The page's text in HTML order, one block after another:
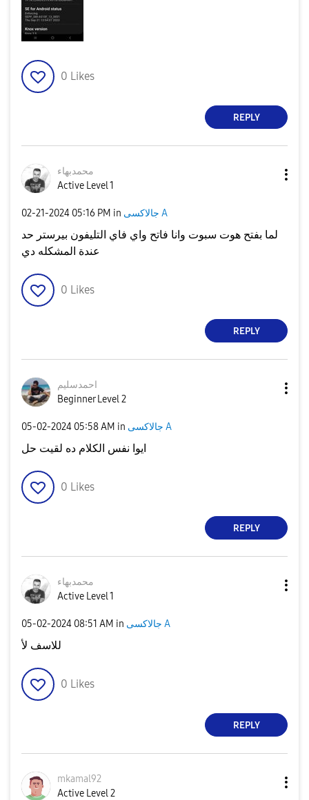
0 Likes
REPLY
محمدبهاء
Active Level 1
‎02-21-2024 05:16 PM in جالاكسى A
لما بفتح هوت سبوت وانا فاتح واي فاي التليفون بيرستر حد
عندة المشكله دي
0 Likes
REPLY
احمدسليم
Beginner Level 2
‎05-02-2024 05:58 AM in جالاكسى A
ايوا نفس الكلام ده لقيت حل
0 Likes
REPLY
محمدبهاء
Active Level 1
‎05-02-2024 08:51 AM in جالاكسى A
للاسف لأ
0 Likes
REPLY
mkamal92
Active Level 2